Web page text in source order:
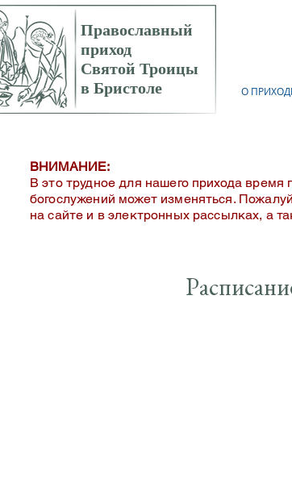
Православный
приход
Святой Троицы
в Бристоле
О
ВНИМАНИЕ:
В это трудное для нашего прихода
богослужений может изменяться.
на сайте и в электронных рассылках, а